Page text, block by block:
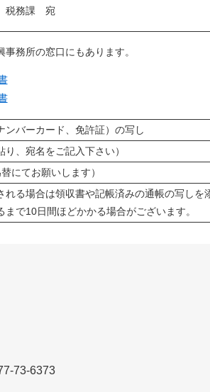
税務課 宛
務所の窓口にもあります。
ンバーカード、免許証）の写し
、宛名をご記入下さい）
にてお願いします）
れる場合は領収書や記帳済みの通帳の写しを
まで10日間ほどかかる場合がございます。
73-6373